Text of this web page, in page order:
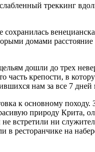
треккинг
домами
дошли до трех
крепости, в
нам за все 7 дней
к основному
природу Крита,
встретили ни
ресторанчике на